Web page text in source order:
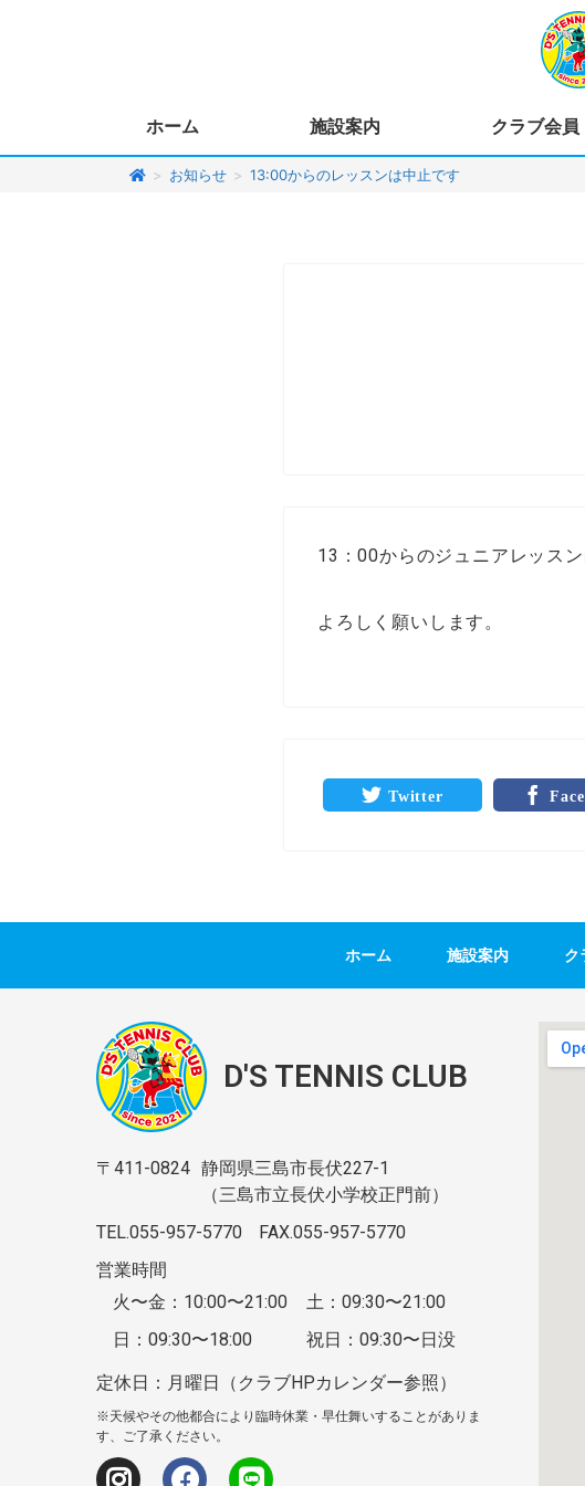
ホーム 施設案内 クラブ会員
> お知らせ > 13:00からのレッスンは中止です
13：00からのジュニアレッスン
よろしく願いします。
Twitter
ホーム 施設案内 ク
D'S TENNIS CLUB
〒411-0824 静岡県三島市長伏227-1
（三島市立長伏小学校正門前）
TEL.055-957-5770
FAX.055-957-5770
営業時間
火〜金：10:00〜21:00
土：09:30〜21:00
日：09:30〜18:00
祝日：09:30〜日没
定休日：月曜日（クラブHPカレンダー参照）
※天候やその他都合により臨時休業・早仕舞いすることがありま
す、ご了承ください。